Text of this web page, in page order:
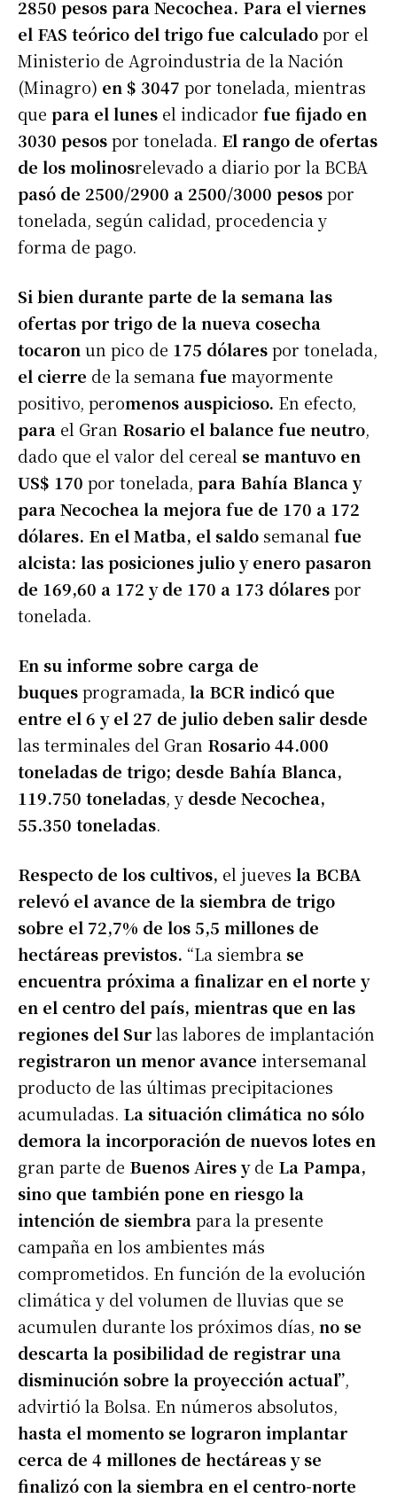
2850 pesos para Necochea. Para el viernes
el FAS teórico del trigo fue calculadopor el
Ministerio de Agroindustria de la Nación
(Minagro) en $ 3047 por tonelada, mientras
que para el lunes el indicador fue fijado en
3030 pesospor tonelada. El rango de ofertas
de los molinosrelevado a diario por la BCBA
pasó de 2500/2900 a 2500/3000 pesospor
tonelada, según calidad, procedencia y
forma de pago.
Si bien durante parte de la semana las
ofertas por trigo de la nueva cosecha
tocaron un pico de 175 dólarespor tonelada,
el cierre de la semana fue mayormente
positivo, peromenos auspicioso. En efecto,
para el Gran Rosario el balance fue neutro,
dado que el valor del cereal se mantuvo en
US$ 170 por tonelada, para Bahía Blanca y
para Necochea la mejora fue de 170 a 172
dólares. En el Matba, el saldo semanal fue
alcista: las posiciones julio y enero pasaron
de 169,60 a 172 y de 170 a 173 dólarespor
tonelada.
En su informe sobre carga de
buquesprogramada, la BCR indicó que
entre el 6 y el 27 de julio deben salir desde
las terminales del Gran Rosario 44.000
toneladas de trigo; desde Bahía Blanca,
119.750 toneladas, y desde Necochea,
55.350 toneladas.
Respecto de los cultivos, el jueves la BCBA
relevó el avance de la siembra de trigo
sobre el 72,7% de los 5,5 millones de
hectáreas previstos. “La siembra se
encuentra próxima a finalizar en el norte y
en el centro del país, mientras que en las
regiones del Surlas labores de implantación
registraron un menor avance intersemanal
producto de las últimas precipitaciones
acumuladas. La situación climática no sólo
demora la incorporación de nuevos lotes en
gran parte de Buenos Aires yde La Pampa,
sino que también pone en riesgo la
intención de siembrapara la presente
campaña en los ambientes más
comprometidos. En función de la evolución
climática y del volumen de lluvias que se
acumulen durante los próximos días, no se
descarta la posibilidad de registrar una
disminución sobre la proyección actual”,
advirtió la Bolsa. En números absolutos,
hasta el momento se lograron implantar
cerca de 4 millones de hectáreas y se
finalizó con la siembra en el centro-norte